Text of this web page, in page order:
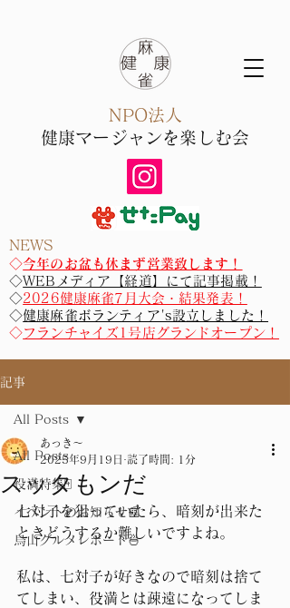
NPO法人
健康マー ジャン​を楽しむ会
NEWS
​​◇今年のお盆も休まず営業致します！
◇WEBメディア【経道】にて記事掲載！
◇2026健康麻雀7月大会・結果発表！
◇健康麻雀ボランティア's設立しました！
◇フランチャイズ1号店グランドオープン！
記事
All Posts
役満特集🀄
イベントのお知らせ📰
烏山グルメレポート🍜
All Posts
スッタもンだ
あっき～
2025年9月19日
読了時間: 1分
七対子を狙っていたら、暗刻が出来た
ときどうするか難しいですよね。
私は、七対子が好きなので暗刻は捨て
てしまい、役満とは疎遠になってしま